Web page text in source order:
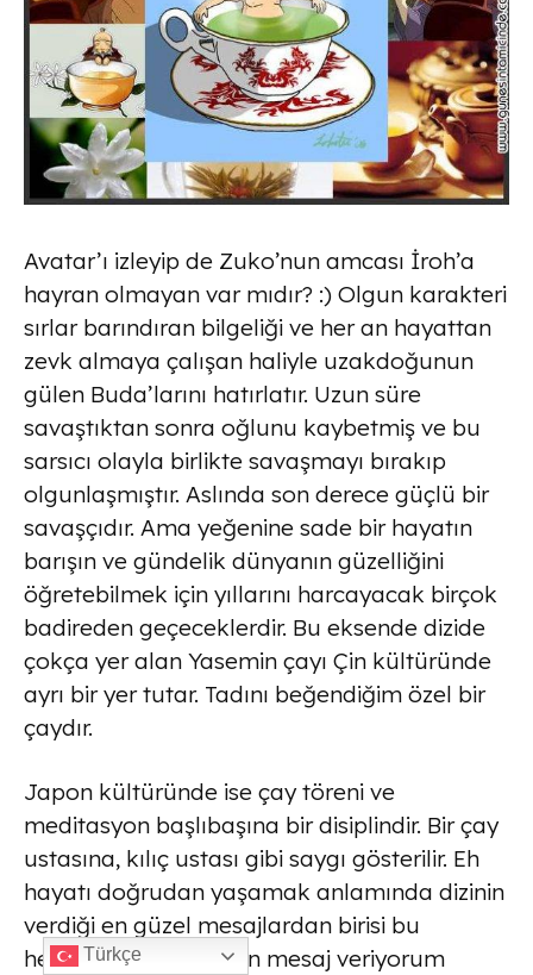
Avatar’ı izleyip de Zuko’nun amcası İroh’a
hayran olmayan var mıdır? :) Olgun karakteri
sırlar barındıran bilgeliği ve her an hayattan
zevk almaya çalışan haliyle uzakdoğunun
gülen Buda’larını hatırlatır. Uzun süre
savaştıktan sonra oğlunu kaybetmiş ve bu
sarsıcı olayla birlikte savaşmayı bırakıp
olgunlaşmıştır. Aslında son derece güçlü bir
savaşçıdır. Ama yeğenine sade bir hayatın
barışın ve gündelik dünyanın güzelliğini
öğretebilmek için yıllarını harcayacak birçok
badireden geçeceklerdir. Bu eksende dizide
çokça yer alan Yasemin çayı Çin kültüründe
ayrı bir yer tutar. Tadını beğendiğim özel bir
çaydır.
Japon kültüründe ise çay töreni ve
meditasyon başlıbaşına bir disiplindir. Bir çay
ustasına, kılıç ustası gibi saygı gösterilir. Eh
hayatı doğrudan yaşamak anlamında dizinin
verdiği en güzel mesajlardan birisi bu
herhalde. Hem de ben mesaj veriyorum
Türkçe